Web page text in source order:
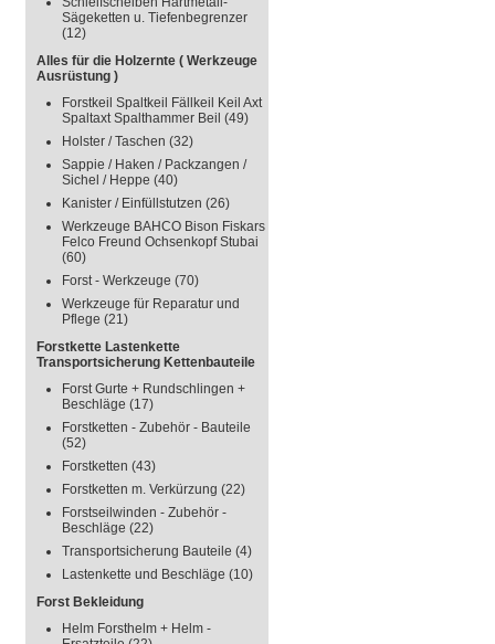
Sägeketten u. Tiefenbegrenzer
(12)
Alles für die Holzernte ( Werkzeuge
Ausrüstung )
Forstkeil Spaltkeil Fällkeil Keil Axt
Spaltaxt Spalthammer Beil (49)
Holster / Taschen (32)
Sappie / Haken / Packzangen /
Sichel / Heppe (40)
Kanister / Einfüllstutzen (26)
Werkzeuge BAHCO Bison Fiskars
Felco Freund Ochsenkopf Stubai
(60)
Forst - Werkzeuge (70)
Werkzeuge für Reparatur und
Pflege (21)
Forstkette Lastenkette
Transportsicherung Kettenbauteile
Forst Gurte + Rundschlingen +
Beschläge (17)
Forstketten - Zubehör - Bauteile
(52)
Forstketten (43)
Forstketten m. Verkürzung (22)
Forstseilwinden - Zubehör -
Beschläge (22)
Transportsicherung Bauteile (4)
Lastenkette und Beschläge (10)
Forst Bekleidung
Helm Forsthelm + Helm -